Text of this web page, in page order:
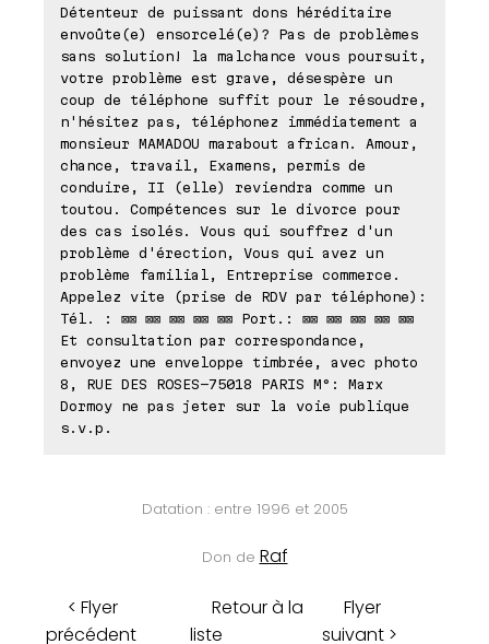
Détenteur de puissant dons héréditaire
envoûte(e) ensorcelé(e)? Pas de problèmes
sans solution! la malchance vous poursuit,
votre problème est grave, désespère un
coup de téléphone suffit pour le résoudre,
n'hésitez pas, téléphonez immédiatement a
monsieur MAMADOU marabout african. Amour,
chance, travail, Examens, permis de
conduire, II (elle) reviendra comme un
toutou. Compétences sur le divorce pour
des cas isolés. Vous qui souffrez d'un
problème d'érection, Vous qui avez un
problème familial, Entreprise commerce.
Appelez vite (prise de RDV par téléphone):
Tél. : ⊠⊠ ⊠⊠ ⊠⊠ ⊠⊠ ⊠⊠ Port.: ⊠⊠ ⊠⊠ ⊠⊠ ⊠⊠ ⊠⊠
Et consultation par correspondance,
envoyez une enveloppe timbrée, avec photo
8, RUE DES ROSES-75018 PARIS M°: Marx
Dormoy ne pas jeter sur la voie publique
s.v.p.
Datation : entre 1996 et 2005
Don de Raf
< Flyer
précédent
Retour à la
liste
Flyer
suivant >